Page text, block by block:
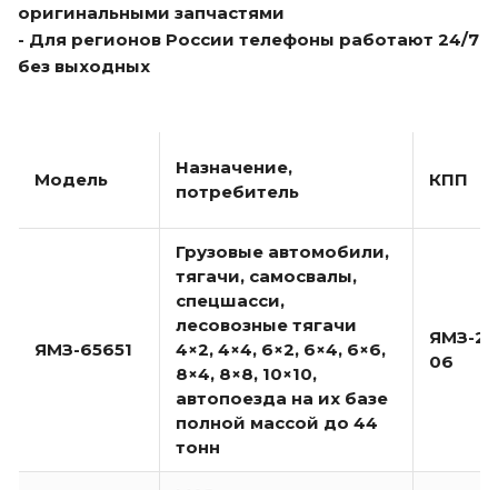
оригинальными запчастями
- Для регионов России телефоны работают 24/7
без выходных
Модель
Назначение,
потребитель
КПП
ЯМЗ-65651
Грузовые автомобили,
тягачи, самосвалы,
спецшасси,
лесовозные тягачи
4×2, 4×4, 6×2, 6×4, 6×6,
8×4, 8×8, 10×10,
автопоезда на их базе
полной массой до 44
тонн
ЯМЗ-
06